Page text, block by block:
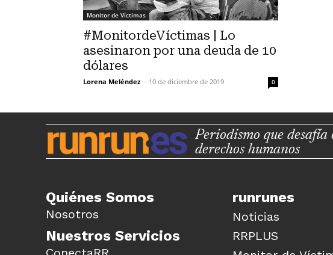
Monitor de Víctimas
#MonitordeVíctimas | Lo
asesinaron por una deuda de 10
dólares
Lorena Meléndez - 10 de diciembre de 2019 0
Periodismo que
derechos humanos
Quiénes Somos
Nosotros
Nuestros Servicios
runrunes
Noticias
RRPLUS